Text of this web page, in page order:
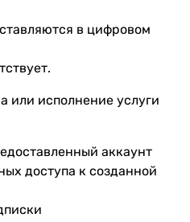
в цифровом
или исполнение услуги
аккаунт
доступа к созданной